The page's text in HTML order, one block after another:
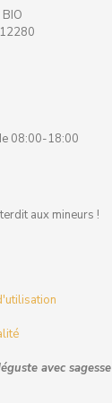
08:00-18:00
aux mineurs !
avec sagesse